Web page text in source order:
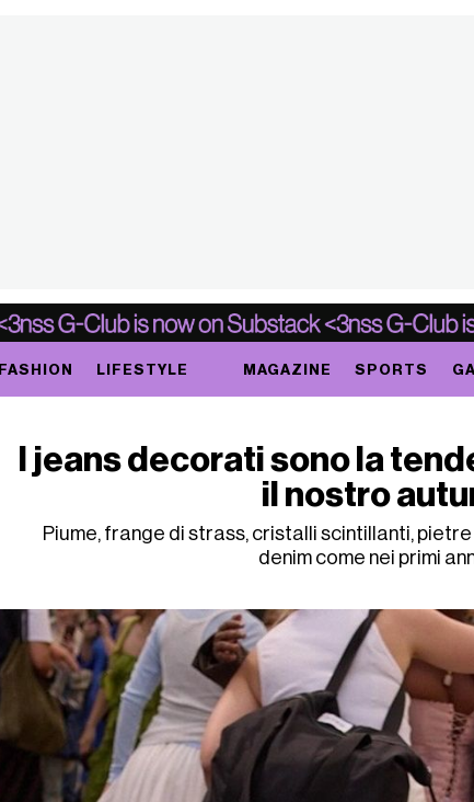
FASHION LIFESTYLE MAGAZINE SPORTS
I jeans decorati sono la
il nostro
Piume, frange di strass, cristalli scintillanti,
denim come nei primi